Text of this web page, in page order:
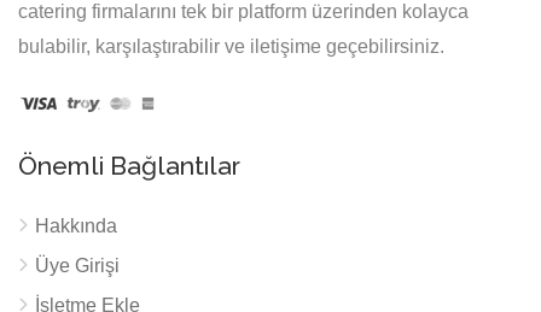
catering firmalarını tek bir platform üzerinden kolayca
bulabilir, karşılaştırabilir ve iletişime geçebilirsiniz.
Önemli Bağlantılar
Hakkında
Üye Girişi
İşletme Ekle